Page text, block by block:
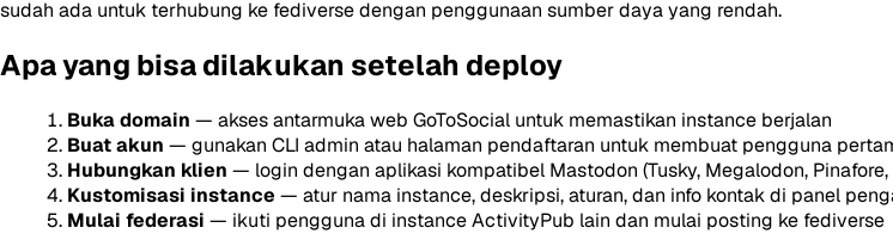
sudah ada untuk terhubung ke fediverse dengan penggunaan sumber daya yang rendah.
Apa yang bisa dilakukan setelah deploy
Buka domain — akses antarmuka web GoToSocial untuk memastikan instance berjalan
Buat akun — gunakan CLI admin atau halaman pendaftaran untuk membuat pengguna
Hubungkan klien — login dengan aplikasi kompatibel Mastodon (Tusky, Megalodon,
Kustomisasi instance — atur nama instance, deskripsi, aturan, dan info kontak di panel
Mulai federasi — ikuti pengguna di instance ActivityPub lain dan mulai posting ke fediverse